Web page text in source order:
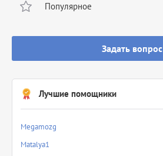
Популярное
Задать вопрос
Лучшие помощники
Megamozg
Matalya1